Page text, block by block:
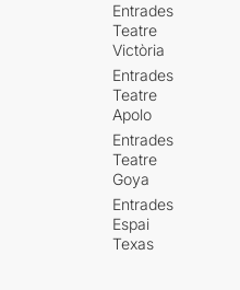
Entrades
Teatre
Victòria
Entrades
Teatre
Apolo
Entrades
Teatre
Goya
Entrades
Espai
Texas